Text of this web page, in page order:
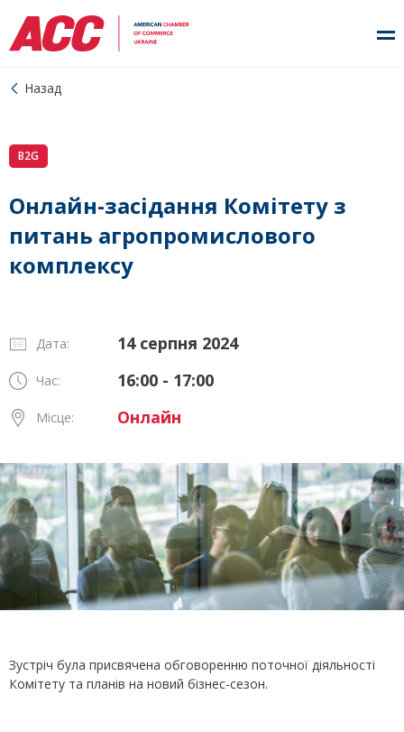
Назад
B2G
Онлайн-засідання Комітету з
питань агропромислового
комплексу
Дата: 14 серпня 2024
Час: 16:00 - 17:00
Місце: Онлайн
Зустріч була присвячена обговоренню поточної діяльності
Комітету та планів на новий бізнес-сезон.